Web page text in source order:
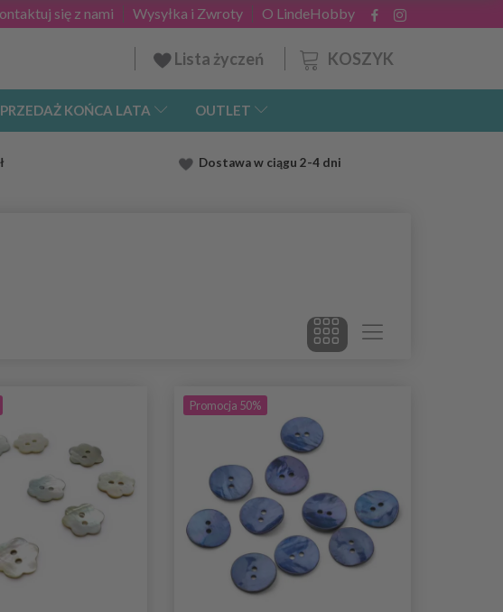
O LindeHobby
Wysyłka i Zwroty
się z nami
KOSZYK
Lista życzeń
KOŃCA LATA OUTLET
Dostawaw ciągu 2-4 dni
Promocja 50%